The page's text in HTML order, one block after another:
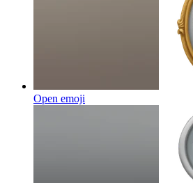
Open emoji